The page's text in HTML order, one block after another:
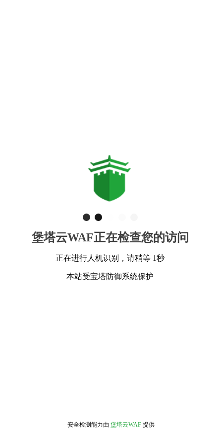
堡塔云WAF正在检查您的访问
正在进行人机识别，请稍等 1秒
本站受宝塔防御系统保护
安全检测能力由 堡塔云WAF 提供